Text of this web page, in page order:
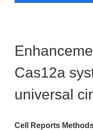
Cas12a
universal
Cell Reports